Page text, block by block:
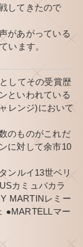
してきたので
があがっている
います。
してその受賞歴
といわれている
レンジ)において
のものがこれだ
に対して余市10
ンルイ13世ベリ
カミュバカラ
MARTINレミー
●MARTELLマー